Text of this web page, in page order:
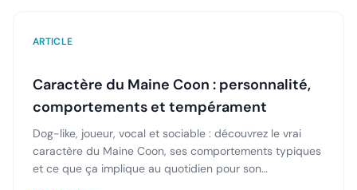
ARTICLE
Caractère du Maine Coon : personnalité,
comportements et tempérament
Dog-like, joueur, vocal et sociable : découvrez le vrai
caractère du Maine Coon, ses comportements typiques
et ce que ça implique au quotidien pour son